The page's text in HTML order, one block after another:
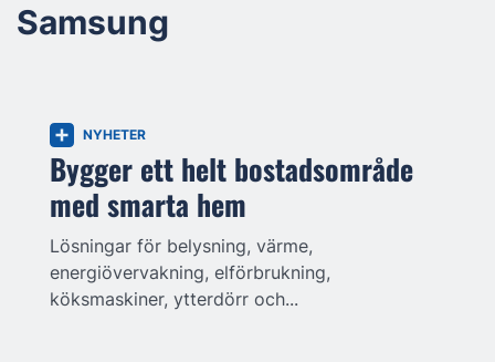
Samsung
NYHETER
Bygger ett helt bostadsområde
med smarta hem
Lösningar för belysning, värme,
energiövervakning, elförbrukning,
köksmaskiner, ytterdörr och...